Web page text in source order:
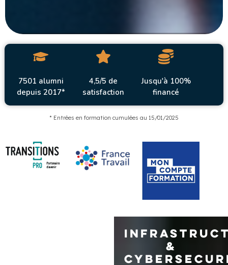
7501 alumni
depuis 2017*
4,5/5 de
satisfaction
Jusqu'à 100%
financé
* Entrées en formation cumulées au 15/01/2025
&